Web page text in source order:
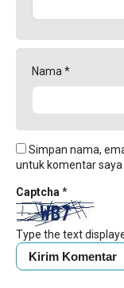
Nama *
Simpan nama,
untuk komentar saya
Captcha *
Type the text